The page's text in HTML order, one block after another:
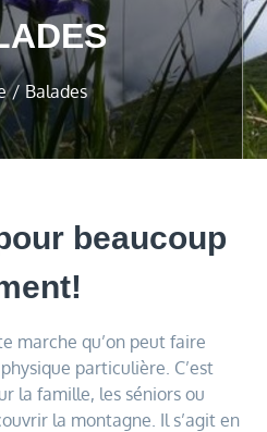
Balades
beaucoup
marche qu’on peut faire
particulière. C’est
la famille, les séniors ou
la montagne. Il s’agit en